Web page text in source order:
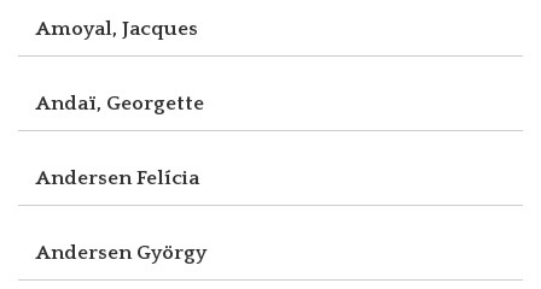
Amoyal, Jacques
Andaï, Georgette
Andersen Felícia
Andersen György